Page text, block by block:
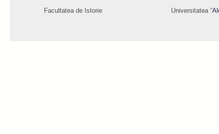
Facultatea de Istorie Universitatea “